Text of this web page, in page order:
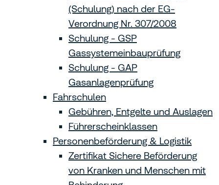
(Schulung) nach der EG-
Verordnung Nr. 307/2008
Schulung - GSP
Gassystemeinbau­prüfung
Schulung - GAP
Gasanlagenprüfung
Fahrschulen
Gebühren, Entgelte und Auslagen
Führerscheinklassen
Personenbeförderung & Logistik
Zertifikat Sichere Beförderung
von Kranken und Menschen mit